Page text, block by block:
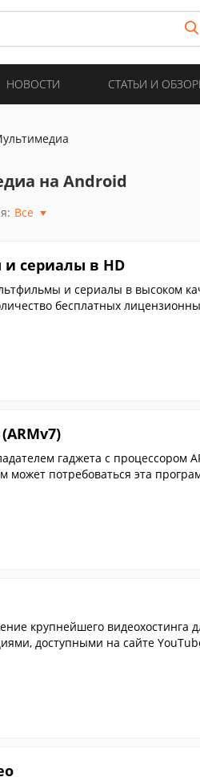
НОВОСТИ СТАТЬИ И
на Android
Все
сериалы в HD
и сериалы в высоком
бесплатных
гаджета с процессором
может потребоваться эта
крупнейшего видеохостинга
доступными на сайте